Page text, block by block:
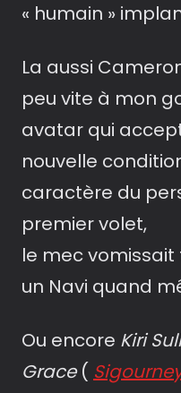
« humain »
La aussi
peu vite à mon
avatar qui
nouvelle
caractère du
premier volet,
le mec
un Navi quand
Ou encore Kiri
Grace(